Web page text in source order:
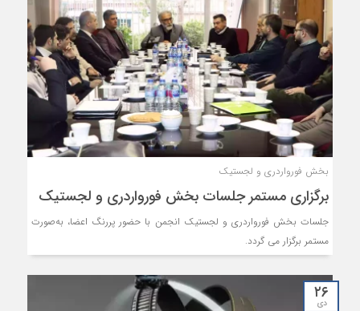
بخش فورواردری و لجستیک
برگزاری مستمر جلسات بخش فورواردری و لجستیک
جلسات بخش فورواردری و لجستیک انجمن با حضور پررنگ اعضا، به‌صورت
مستمر برگزار می گردد.
۲۶
دی